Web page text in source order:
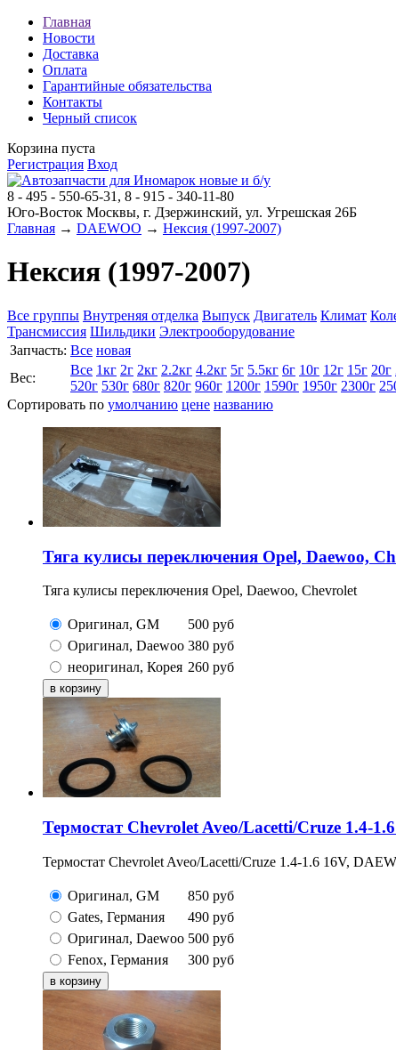
Главная
Новости
Доставка
Оплата
Гарантийные обязательства
Контакты
Черный список
Корзина пуста
Регистрация Вход
8 - 495 - 550-65-31, 8 - 915 - 340-11-80
Юго-Восток Москвы, г. Дзержинский, ул. Угрешская 26Б
Главная → DAEWOO → Нексия (1997-2007)
Нексия (1997-2007)
Все группы Внутреняя отделка Выпуск Двигатель Климат
Трансмиссия Шильдики Электрооборудование
Запчасть: Все новая
Вес:
Все 1кг 2г 2кг 2.2кг 4.2кг 5г 5.5кг 6г 10г 12г 15г 20г
520г 530г 680г 820г 960г 1200г 1590г 1950г 2300г
Сортировать по умолчанию цене названию
Тяга кулисы переключения Opel, Daewoo,
Тяга кулисы переключения Opel, Daewoo, Chevrolet
Оригинал, GM 500 руб
Оригинал, Daewoo 380 руб
неоригинал, Корея 260 руб
Термостат Chevrolet Aveo/Lacetti/Cruze 1.4-
Термостат Chevrolet Aveo/Lacetti/Cruze 1.4-1.6 16V,
Оригинал, GM 850 руб
Gates, Германия
490 руб
Оригинал, Daewoo 500 руб
Fenox, Германия
300 руб